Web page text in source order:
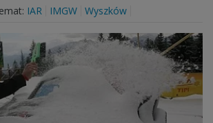
IAR IMGW Wyszków